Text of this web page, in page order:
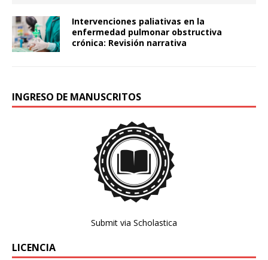
Intervenciones paliativas en la
enfermedad pulmonar obstructiva
crónica: Revisión narrativa
INGRESO DE MANUSCRITOS
Submit via Scholastica
LICENCIA